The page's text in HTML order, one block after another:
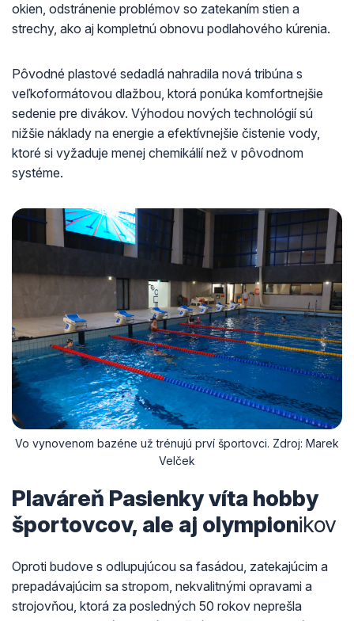
okien, odstránenie problémov so zatekaním stien a
strechy, ako aj kompletnú obnovu podlahového kúrenia.
Pôvodné plastové sedadlá nahradila nová tribúna s
veľkoformátovou dlažbou, ktorá ponúka komfortnejšie
sedenie pre divákov. Výhodou nových technológií sú
nižšie náklady na energie a efektívnejšie čistenie vody,
ktoré si vyžaduje menej chemikálií než v pôvodnom
systéme.
Vo vynovenom bazéne už trénujú prví športovci. Zdroj: Marek
Velček
Plaváreň Pasienky víta hobby
športovcov, ale aj olympionikov
Oproti budove s odlupujúcou sa fasádou, zatekajúcim a
prepadávajúcim sa stropom, nekvalitnými opravami a
strojovňou, ktorá za posledných 50 rokov neprešla